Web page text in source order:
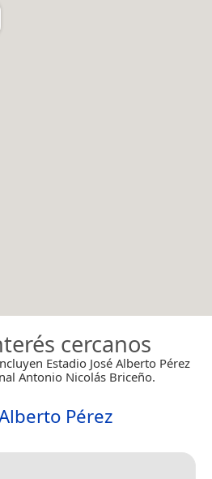
cercanos
Estadio José Alberto Pérez
Antonio Nicolás Briceño.
Pérez